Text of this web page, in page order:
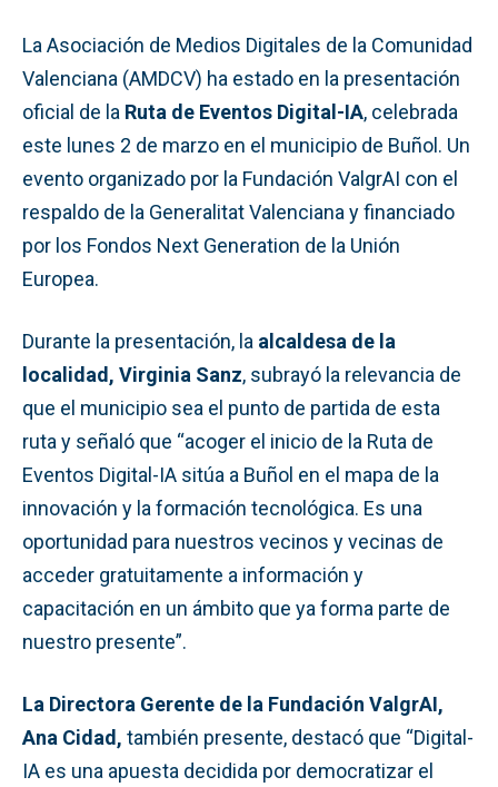
La Asociación de Medios Digitales de la Comunidad
Valenciana (AMDCV) ha estado en la presentación
oficial de la Ruta de Eventos Digital-IA, celebrada
este lunes 2 de marzo en el municipio de Buñol. Un
evento organizado por la Fundación ValgrAI con el
respaldo de la Generalitat Valenciana y financiado
por los Fondos Next Generation de la Unión
Europea.
Durante la presentación, la alcaldesa de la
localidad, Virginia Sanz, subrayó la relevancia de
que el municipio sea el punto de partida de esta
ruta y señaló que “acoger el inicio de la Ruta de
Eventos Digital-IA sitúa a Buñol en el mapa de la
innovación y la formación tecnológica. Es una
oportunidad para nuestros vecinos y vecinas de
acceder gratuitamente a información y
capacitación en un ámbito que ya forma parte de
nuestro presente”.
La Directora Gerente de la Fundación ValgrAI,
Ana Cidad, también presente, destacó que “Digital-
IA es una apuesta decidida por democratizar el